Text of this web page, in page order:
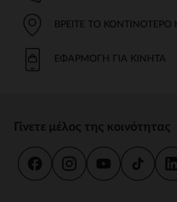
ΒΡΕΊΤΕ ΤΟ
ΕΦΑΡΜΟΓΉ ΓΙΑ ΚΙΝΗΤΆ
Γίνετε μέλος της κοινότητας